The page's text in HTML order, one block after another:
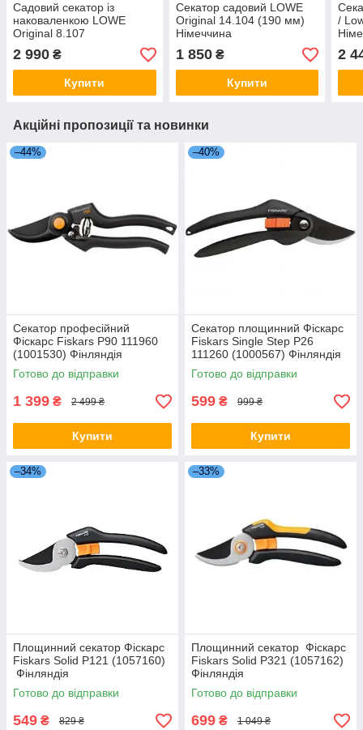
Садовий секатор із
наковаленкою LOWE
Original 8.107
2 990 ₴
Купити
Секатор садовий LOWE
Original 14.104 (190 мм)
Німеччина
1 850₴
Купити
/
2
Акційні пропозиції та новинки
–44%
Секатор професійний
Фіскарс Fiskars P90 111960
(1001530) Фінляндія
Готово до відправки
1 399 ₴ 2 499 ₴
Купити
–40%
Секатор площинний Фіскарс
Fiskars Single Step P26
111260 (1000567) Фінляндія
Готово до відправки
599 ₴ 999 ₴
Купити
–34%
Площинний секатор Фіскарс
Fiskars Solid P121 (1057160)
Фінляндія
Готово до відправки
549 ₴ 829 ₴
–33%
Площинний секатор Фіскарс
Fiskars Solid P321 (1057162)
Фінляндія
Готово до відправки
699 ₴ 1 049 ₴